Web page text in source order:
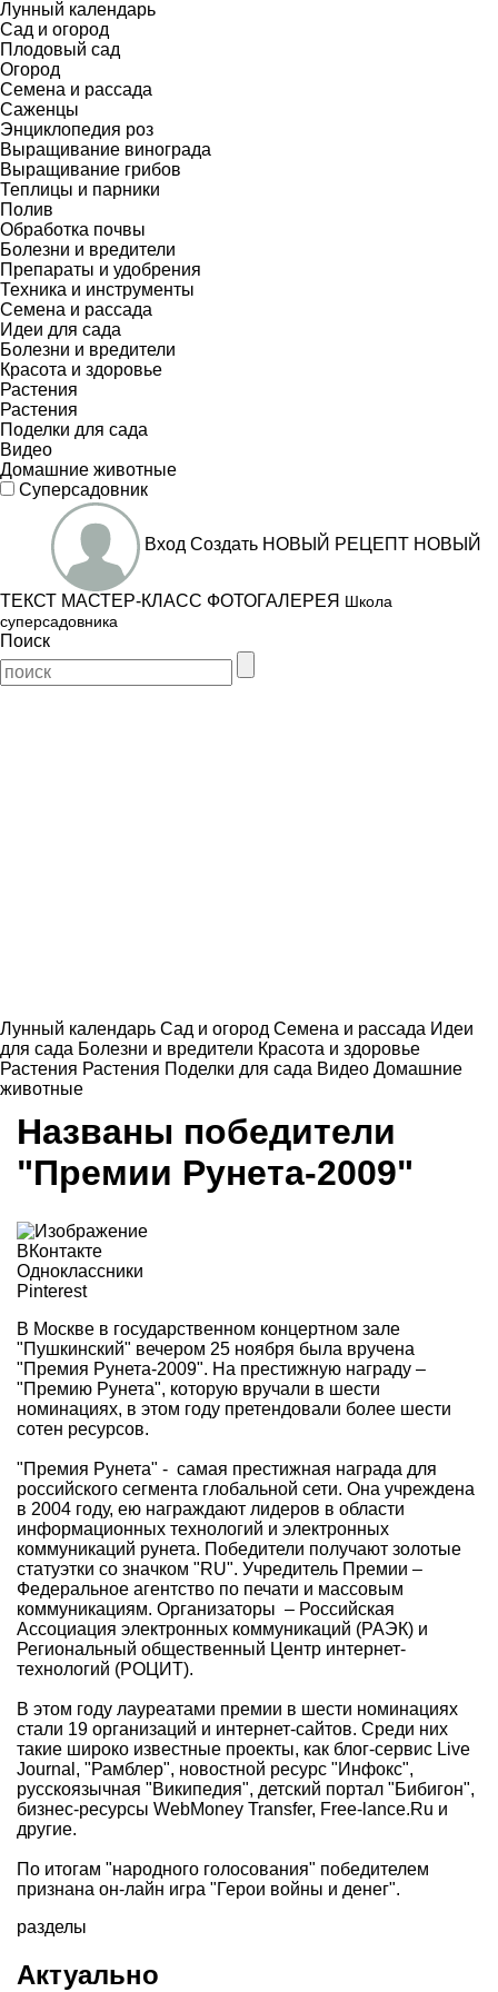
Лунный календарь
Сад и огород
Плодовый сад
Огород
Семена и рассада
Саженцы
Энциклопедия роз
Выращивание винограда
Выращивание грибов
Теплицы и парники
Полив
Обработка почвы
Болезни и вредители
Препараты и удобрения
Техника и инструменты
Семена и рассада
Идеи для сада
Болезни и вредители
Красота и здоровье
Растения
Растения
Поделки для сада
Видео
Домашние животные
Суперсадовник
Вход Создать НОВЫЙ РЕЦЕПТ НОВЫЙ
ТЕКСТ МАСТЕР-КЛАСС ФОТОГАЛЕРЕЯ Школа
суперсадовника
Поиск
Лунный календарь Сад и огород Семена и рассада Идеи
для сада Болезни и вредители Красота и здоровье
Растения Растения Поделки для сада Видео Домашние
животные
Названы победители
"Премии Рунета-2009"
ВКонтакте
Одноклассники
Pinterest
В Москве в государственном концертном зале
"Пушкинский" вечером 25 ноября была вручена
"Премия Рунета-2009". На престижную награду –
"Премию Рунета", которую вручали в шести
номинациях, в этом году претендовали более шести
сотен ресурсов.
"Премия Рунета" - самая престижная награда для
российского сегмента глобальной сети. Она учреждена
в 2004 году, ею награждают лидеров в области
информационных технологий и электронных
коммуникаций рунета. Победители получают золотые
статуэтки со значком "RU". Учредитель Премии –
Федеральное агентство по печати и массовым
коммуникациям. Организаторы – Российская
Ассоциация электронных коммуникаций (РАЭК) и
Региональный общественный Центр интернет-
технологий (РОЦИТ).
В этом году лауреатами премии в шести номинациях
стали 19 организаций и интернет-сайтов. Среди них
такие широко известные проекты, как блог-сервис Live
Journal , "Рамблер", новостной ресурс "Инфокс",
русскоязычная "Википедия", детский портал "Бибигон",
бизнес-ресурсы WebMoney Transfer, Free-lance.Ru и
другие.
По итогам "народного голосования" победителем
признана он-лайн игра " Герои войны и денег".
разделы
Актуально